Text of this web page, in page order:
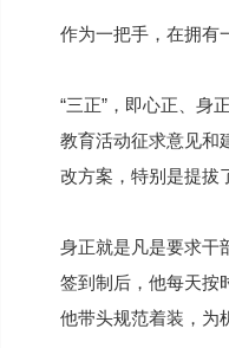
作为一把手，在拥有
“三正”，即心正、身
教育活动征求意见和
改方案，特别是提拔
身正就是凡是要求干
签到制后，他每天按
他带头规范着装，为